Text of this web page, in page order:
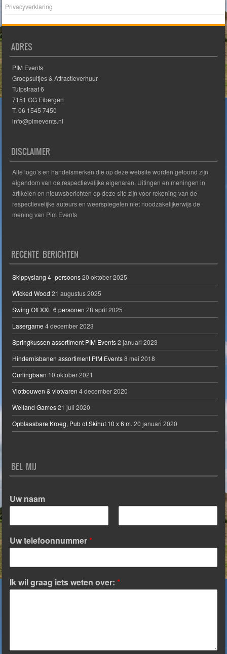
Privacyverklaring
ADRES
PIM Events
Groepsuitjes & Attractieverhuur
Tulpstraat 6
7151 GG Eibergen
T. 06 1545 7450
info@pimevents.nl
DISCLAIMER
Alle logo’s en handelsmerken die op deze website worden getoond zijn
eigendom van de respectievelijke eigenaren. Uitingen en meningen in
artikelen en nieuwsberichten op deze site zijn voor rekening van de
respectievelijke auteurs en weerspiegelen niet noodzakelijkerwijs de
mening van Pim Events
RECENTE BERICHTEN
Skippyslang 4- persoons 20 oktober 2025
Wicked Wood 21 augustus 2025
Swing Off XXL 6 personen 28 april 2025
Lasergame 4 december 2023
Springkussen assortiment PIM Events 2 januari 2023
Hindernisbanen assortiment PIM Events 8 mei 2018
Curlingbaan 10 oktober 2021
Vlotbouwen & vlotvaren 4 december 2020
Weiland Games 21 juli 2020
Opblaasbare Kroeg, Pub of Skihut 10 x 6 m. 20 januari 2020
BEL MIJ
Uw naam
V
o
o
a
a
m
A
r
n
Uw telefoonnummer*
Ik wil graag iets weten over:*